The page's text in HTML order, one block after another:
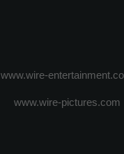
www.wire-
www.wire-pictures.com